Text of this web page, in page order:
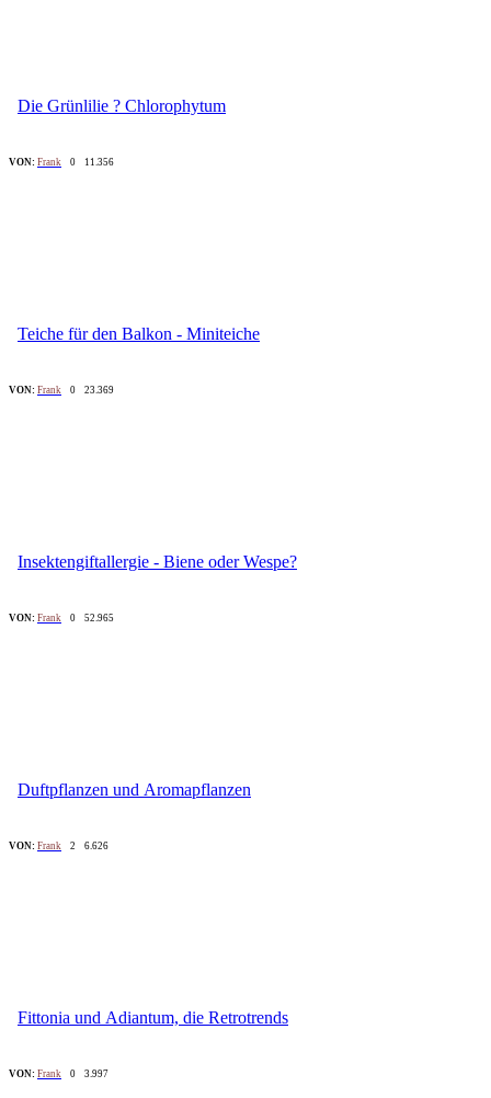
Die Grünlilie ? Chlorophytum
VON: Frank 0 11.356
Teiche für den Balkon - Miniteiche
VON: Frank 0 23.369
Insektengiftallergie - Biene oder Wespe?
VON: Frank 0 52.965
Duftpflanzen und Aromapflanzen
VON: Frank 2 6.626
Fittonia und Adiantum, die Retrotrends
VON: Frank 0 3.997